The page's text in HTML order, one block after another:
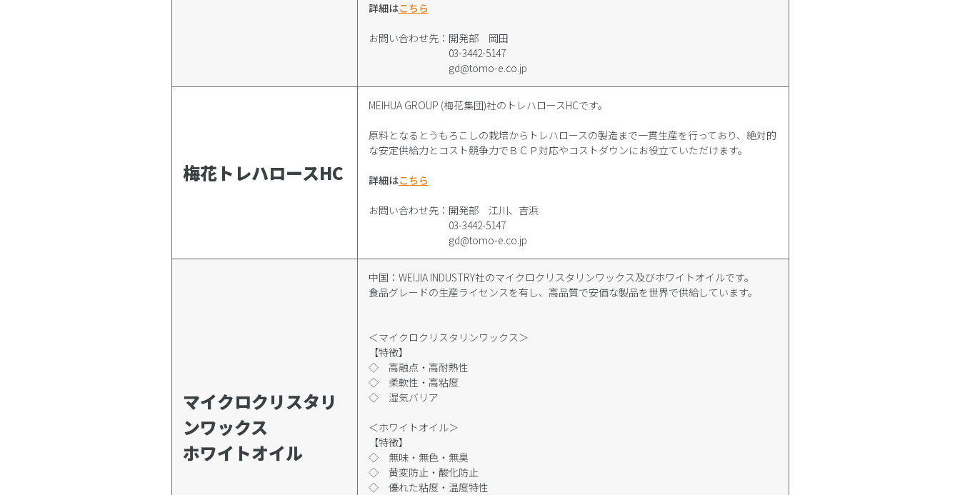
詳細はこちら
お問い合わせ先：開発部 岡田
03-3442-5147
gd@tomo-e.co.jp
梅花トレハロースHC
MEIHUA GROUP (梅花集団)社のトレハロースHCです。
原料となるとうもろこしの栽培からトレハロースの製造まで一貫生産を行っており、絶対的
な安定供給力とコスト競争力でＢＣＰ対応やコストダウンにお役立ていただけます。
詳細はこちら
お問い合わせ先：開発部 江川、吉浜
03-3442-5147
gd@tomo-e.co.jp
マイクロクリスタリ
ンワックス
ホワイトオイル
中国：WEIJIA INDUSTRY社のマイクロクリスタリンワックス及びホワイトオイルです。
食品グレードの生産ライセンスを有し、高品質で安価な製品を世界で供給しています。
＜マイクロクリスタリンワックス＞
【特徴】
◇ 高融点・高耐熱性
◇ 柔軟性・高粘度
◇ 湿気バリア
＜ホワイトオイル＞
【特徴】
◇ 無味・無色・無臭
◇ 黄変防止・酸化防止
◇ 優れた粘度・温度特性